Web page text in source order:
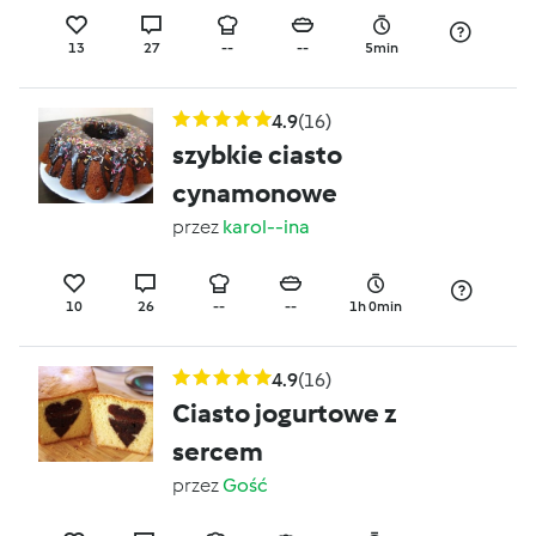
13 27 -- -- 5min
4.9(16)
szybkie ciasto
cynamonowe
przez karol--ina
10 26 -- -- 1h 0min
4.9(16)
Ciasto jogurtowe z
sercem
przezGość